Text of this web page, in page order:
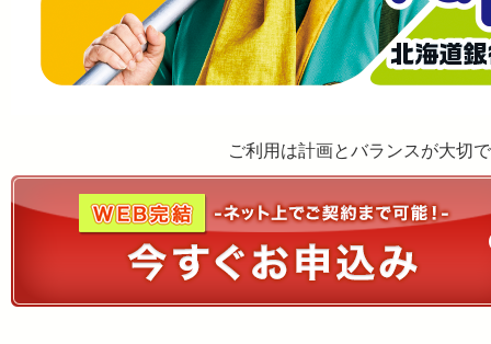
ご利用は計画とバランスが大切